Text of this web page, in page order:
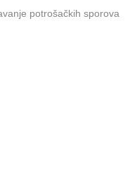
potrošačkih sporova